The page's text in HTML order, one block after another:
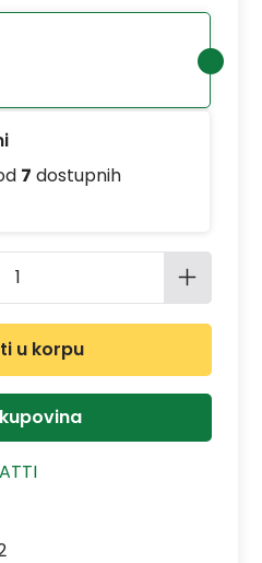
7 dostupnih
Unesite
u korpu